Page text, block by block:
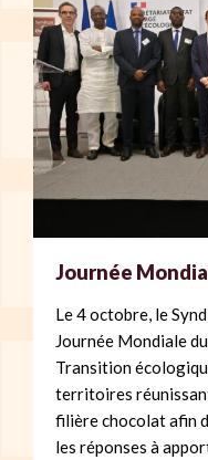
Journée
Le 4 octobre, le
Journée Mondiale
Transition
territoires
filière chocolat afin
les réponses à